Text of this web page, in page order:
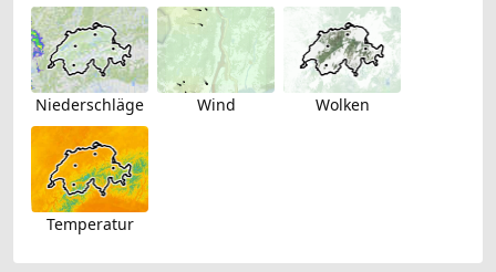
Niederschläge Wind Wolken
Temperatur